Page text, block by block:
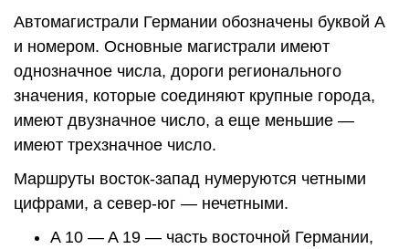
Автомагистрали Германии обозначены буквой А
и номером. Основные магистрали имеют
однозначное числа, дороги регионального
значения, которые соединяют крупные города,
имеют двузначное число, а еще меньшие —
имеют трехзначное число.
Маршруты восток-запад нумеруются четными
цифрами, а север-юг — нечетными.
A 10 — A 19 — часть восточной Германии,